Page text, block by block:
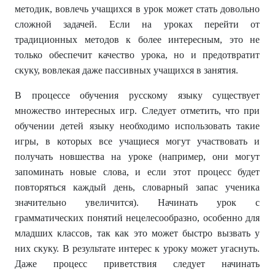
методик, вовлечь учащихся в урок может стать довольно
сложной задачей. Если на уроках перейти от
традиционных методов к более интересным, это не
только обеспечит качество урока, но и предотвратит
скуку, вовлекая даже пассивных учащихся в занятия.
В процессе обучения русскому языку существует
множество интересных игр. Следует отметить, что при
обучении детей языку необходимо использовать такие
игры, в которых все учащиеся могут участвовать и
получать новшества на уроке (например, они могут
запоминать новые слова, и если этот процесс будет
повторяться каждый день, словарный запас ученика
значительно увеличится). Начинать урок с
грамматических понятий нецелесообразно, особенно для
младших классов, так как это может быстро вызвать у
них скуку. В результате интерес к уроку может угаснуть.
Даже процесс приветствия следует начинать